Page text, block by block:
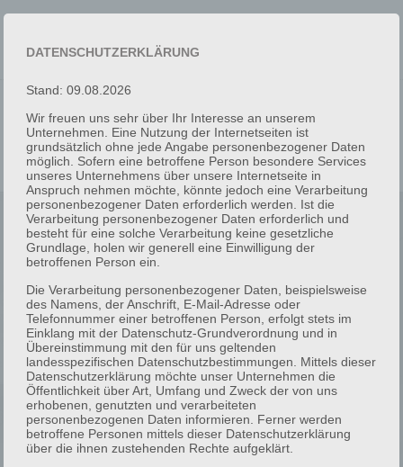
Anmelden auf Website
OPENSANS-
SEMIBOLDITALIC
DATENSCHUTZERKLÄRUNG
Stand: 09.08.2026
Wir freuen uns sehr über Ihr Interesse an unserem
Unternehmen. Eine Nutzung der Internetseiten ist
grundsätzlich ohne jede Angabe personenbezogener Daten
möglich. Sofern eine betroffene Person besondere Services
unseres Unternehmens über unsere Internetseite in
Anspruch nehmen möchte, könnte jedoch eine Verarbeitung
personenbezogener Daten erforderlich werden. Ist die
Verarbeitung personenbezogener Daten erforderlich und
besteht für eine solche Verarbeitung keine gesetzliche
Grundlage, holen wir generell eine Einwilligung der
betroffenen Person ein.
Die Verarbeitung personenbezogener Daten, beispielsweise
des Namens, der Anschrift, E-Mail-Adresse oder
Telefonnummer einer betroffenen Person, erfolgt stets im
Einklang mit der Datenschutz-Grundverordnung und in
Übereinstimmung mit den für uns geltenden
landesspezifischen Datenschutzbestimmungen. Mittels dieser
Datenschutzerklärung möchte unser Unternehmen die
Öffentlichkeit über Art, Umfang und Zweck der von uns
erhobenen, genutzten und verarbeiteten
personenbezogenen Daten informieren. Ferner werden
betroffene Personen mittels dieser Datenschutzerklärung
über die ihnen zustehenden Rechte aufgeklärt.